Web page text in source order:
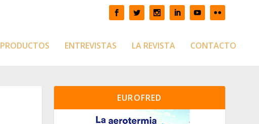
PRODUCTOS ENTREVISTAS LA REVISTA CONTACTO
EUROFRED